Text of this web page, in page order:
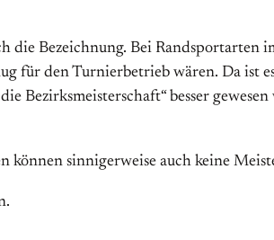
die Bezeichnung. Bei Randsportarten
für den Turnierbetrieb wären. Da ist
Bezirksmeisterschaft“ besser
können sinnigerweise auch keine